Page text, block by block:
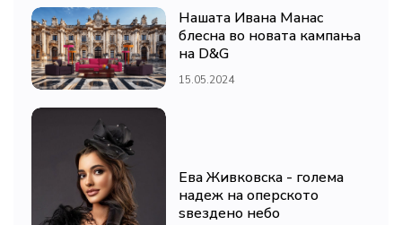
Нашата Ивана Манас
блесна во новата кампања
на D&G
15.05.2024
Ева Живковска - голема
надеж на оперското
ѕвездено небо